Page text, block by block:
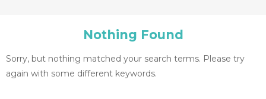
Nothing Found
Sorry, but nothing matched your search terms. Please try
again with some different keywords.